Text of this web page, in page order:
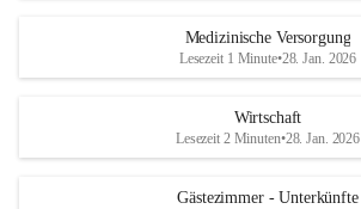
Medizinische Versorgung
Lesezeit 1 Minute•28. Jan. 2026
Wirtschaft
Lesezeit 2 Minuten•28. Jan. 2026
Gästezimmer - Unterkünfte